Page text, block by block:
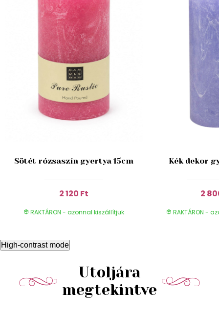
Sötét rózsaszín gyertya 15cm
2 120 Ft
RAKTÁRON - azonnal kiszállítjuk
Kék dekor
2
RAKTÁRON -
High-contrast mode
Utoljára
megtekintve